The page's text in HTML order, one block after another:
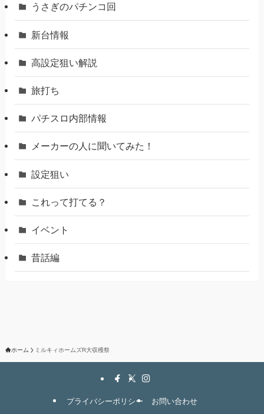
うさぎのパチンコ回
新台情報
高設定狙い解説
旅打ち
パチスロ内部情報
メーカーの人に聞いてみた！
設定狙い
これって打てる？
イベント
昔話編
ホーム ミルキィホームズR大収穫祭
プライバシーポリシー お問い合わせ